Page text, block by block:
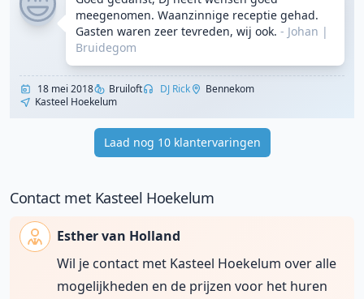
meegenomen. Waanzinnige receptie gehad.
Gasten waren zeer tevreden, wij ook. - Johan |
Bruidegom
18 mei 2018 Bruiloft DJ Rick
Bennekom
Kasteel Hoekelum
Laad nog 10 klantervaringen
Contact met Kasteel Hoekelum
Esther van Holland
Wil je contact met Kasteel Hoekelum over alle
mogelijkheden en de prijzen voor het huren